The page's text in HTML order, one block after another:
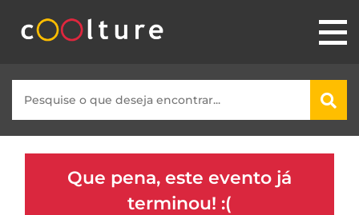
Que pena, este evento já
terminou! :(